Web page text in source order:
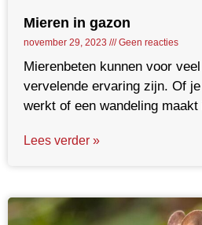
Mieren in gazon
november 29, 2023 Geen reacties
Mierenbeten kunnen voor
vervelende ervaring zijn. Of
werkt of een wandeling
Lees verder »